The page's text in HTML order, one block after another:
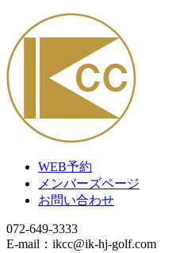
WEB予約
メンバーズページ
お問い合わせ
072-649-3333
E-mail：ikcc@ik-hj-golf.com